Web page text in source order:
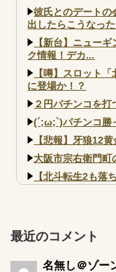
彼氏とのデートの
出したらこうなっ
【新台】ニュー
ク情報！デカ...
【噂】スロット
に登場か！？
２円パチンコを打
(´;ω;`)パチンコ
【悲報】牙狼12
大阪市宗右衛門町
【北斗転生2も落
アズールレーン
最近のコメント
名無し＠ゾー